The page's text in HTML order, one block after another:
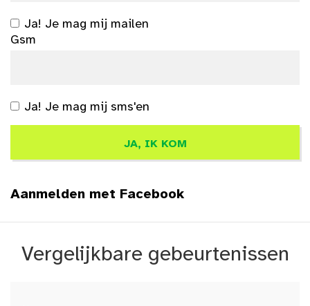
Ja! Je mag mij mailen
Gsm
Ja! Je mag mij sms'en
Aanmelden met Facebook
Vergelijkbare gebeurtenissen